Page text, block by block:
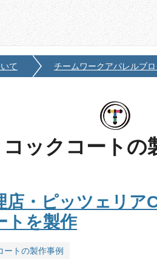
て チームワークアパレルブロ
コックコートの
店・ピッツェリア
トを製作
ートの製作事例